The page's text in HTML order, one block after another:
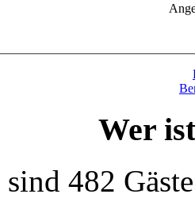
Wer
482